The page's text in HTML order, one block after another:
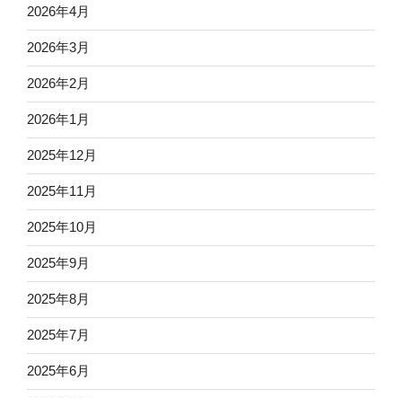
2026年4月
2026年3月
2026年2月
2026年1月
2025年12月
2025年11月
2025年10月
2025年9月
2025年8月
2025年7月
2025年6月